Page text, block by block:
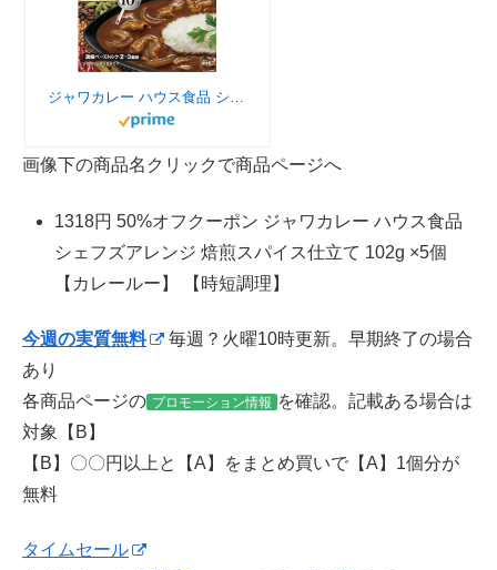
ジャワカレー ハウス食品 シェフズアレンジ 焙煎スパイス仕立て 102g ×5個【カレールー】 【時短調理】
画像下の商品名クリックで商品ページへ
1318円 50%オフクーポン ジャワカレー ハウス食品
シェフズアレンジ 焙煎スパイス仕立て 102g ×5個
【カレールー】 【時短調理】
今週の実質無料
毎週？火曜10時更新。早期終了の場合
あり
各商品ページの プロモーション情報 を確認。記載ある場合は
対象【B】
【B】〇〇円以上と【A】をまとめ買いで【A】1個分が
無料
タイムセール